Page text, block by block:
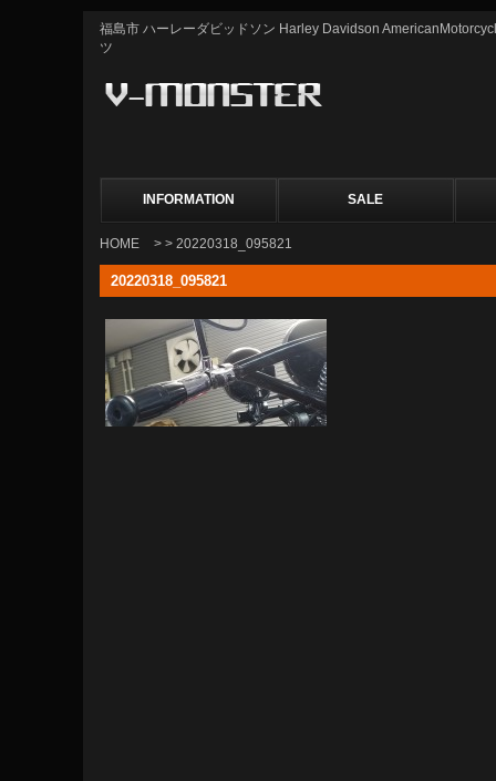
福島市 ハーレーダビッドソン Harley Davidson
ツ
INFORMATION SALE
HOME > > 20220318_095821
20220318_095821